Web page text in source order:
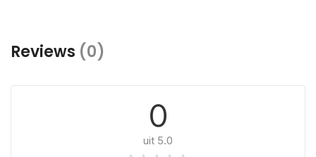
Reviews (0)
0
uit 5.0